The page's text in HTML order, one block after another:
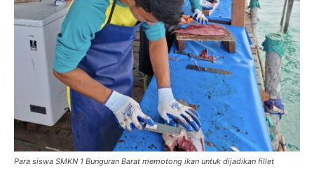
Para siswa SMKN 1 Bunguran Barat memotong ikan untuk dijadikan fillet